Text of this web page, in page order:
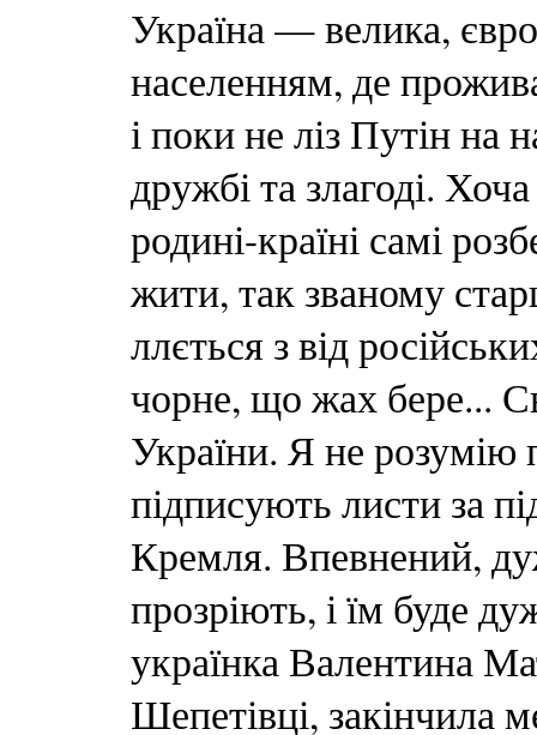
Україна — велика,
населенням, де
і поки не ліз Путін
дружбі та злагоді.
родині-країні самі
жити, так званому
ллється з від
чорне, що жах бере...
України. Я не розумію
підписують листи за
Кремля. Впевнений,
прозріють, і їм буде
українка Валентина
Шепетівці, закінчила